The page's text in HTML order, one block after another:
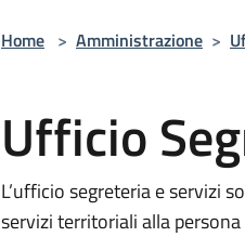
Home > Amministrazione >
Ufficio
L’ufficio segreteria e servizi
servizi territoriali alla